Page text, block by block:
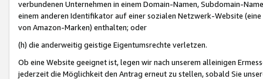
verbundenen Unternehmen in einem Domain-Namen, Subdomain-
einem anderen Identifikator auf einer sozialen Netzwerk-Website
von Amazon-Marken) enthalten; oder
(h) die anderweitig geistige Eigentumsrechte verletzen.
Ob eine Website geeignet ist, legen wir nach unserem alleinigen
jederzeit die Möglichkeit den Antrag erneut zu stellen, sobald Sie